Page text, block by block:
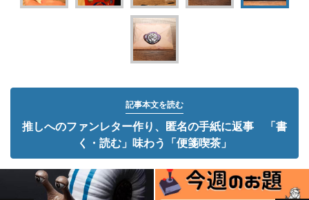
記事本文を読む
推しへのファンレター作り、匿名の手紙に返事 「書
く・読む」味わう「便箋喫茶」